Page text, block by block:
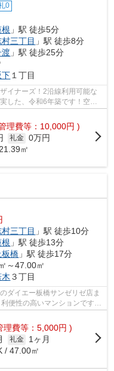
0
根 」駅 徒歩5分
村三丁目 」駅 徒歩8分
渡 」駅 徒歩25分
下 １丁目
イナーズ！2沿線利用可能な
した、令和6年築です！空気
理費等：10,000円 )
礼金 0万円
㎡
村三丁目 」駅 徒歩10分
根 」駅 徒歩13分
板橋 」駅 徒歩17分
～47.00㎡
木 ３丁目
ダイエー板橋サンゼリゼ店ま
便性の高いマンションです！
理費等：5,000円 )
礼金
1ヶ月
/ 47.00㎡